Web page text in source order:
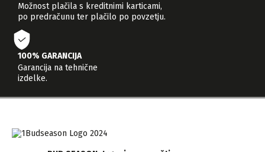
Možnost plačila s kreditnimi karticami,
po predračunu ter plačilo po povzetju.
100% GARANCIJA
Garancija na tehnične
izdelke.